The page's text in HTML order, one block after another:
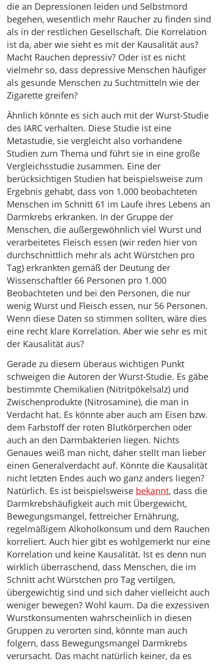
die an Depressionen leiden und Selbstmord
begehen, wesentlich mehr Raucher zu finden sind
als in der restlichen Gesellschaft. Die Korrelation
ist da, aber wie sieht es mit der Kausalität aus?
Macht Rauchen depressiv? Oder ist es nicht
vielmehr so, dass depressive Menschen häufiger
als gesunde Menschen zu Suchtmitteln wie der
Zigarette greifen?
Ähnlich könnte es sich auch mit der Wurst-Studie
des IARC verhalten. Diese Studie ist eine
Metastudie, sie vergleicht also vorhandene
Studien zum Thema und führt sie in eine große
Vergleichsstudie zusammen. Eine der
berücksichtigen Studien hat beispielsweise zum
Ergebnis gehabt, dass von 1.000 beobachteten
Menschen im Schnitt 61 im Laufe ihres Lebens an
Darmkrebs erkranken. In der Gruppe der
Menschen, die außergewöhnlich viel Wurst und
verarbeitetes Fleisch essen (wir reden hier von
durchschnittlich mehr als acht Würstchen pro
Tag) erkrankten gemäß der Deutung der
Wissenschaftler 66 Personen pro 1.000
Beobachteten und bei den Personen, die nur
wenig Wurst und Fleisch essen, nur 56 Personen.
Wenn diese Daten so stimmen sollten, wäre dies
eine recht klare Korrelation. Aber wie sehr es mit
der Kausalität aus?
Gerade zu diesem überaus wichtigen Punkt
schweigen die Autoren der Wurst-Studie. Es gäbe
bestimmte Chemikalien (Nitritpökelsalz) und
Zwischenprodukte (Nitrosamine), die man in
Verdacht hat. Es könnte aber auch am Eisen bzw.
dem Farbstoff der roten Blutkörperchen oder
auch an den Darmbakterien liegen. Nichts
Genaues weiß man nicht, daher stellt man lieber
einen Generalverdacht auf. Könnte die Kausalität
nicht letzten Endes auch wo ganz anders liegen?
Natürlich. Es ist beispielsweise bekannt, dass die
Darmkrebshäufigkeit auch mit Übergewicht,
Bewegungsmangel, fettreicher Ernährung,
regelmäßigem Alkoholkonsum und dem Rauchen
korreliert. Auch hier gibt es wohlgemerkt nur eine
Korrelation und keine Kausalität. Ist es denn nun
wirklich überraschend, dass Menschen, die im
Schnitt acht Würstchen pro Tag vertilgen,
übergewichtig sind und sich daher vielleicht auch
weniger bewegen? Wohl kaum. Da die exzessiven
Wurstkonsumenten wahrscheinlich in diesen
Gruppen zu verorten sind, könnte man auch
folgern, dass Bewegungsmangel Darmkrebs
verursacht. Das macht natürlich keiner, da es